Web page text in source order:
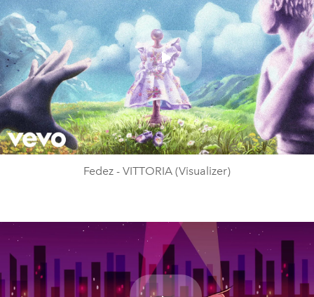
Play
Video
Fedez - VITTORIA (Visualizer)